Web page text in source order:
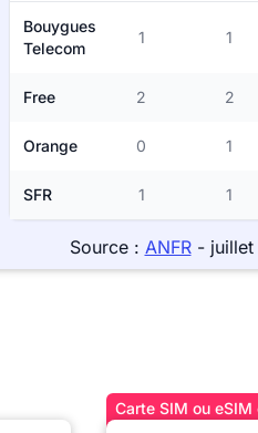
Bouygues
Telecom
1 1
Free 2 2
Orange 0 1
SFR 1 1
Source : ANFR- juillet
Carte SIM ou eSIM